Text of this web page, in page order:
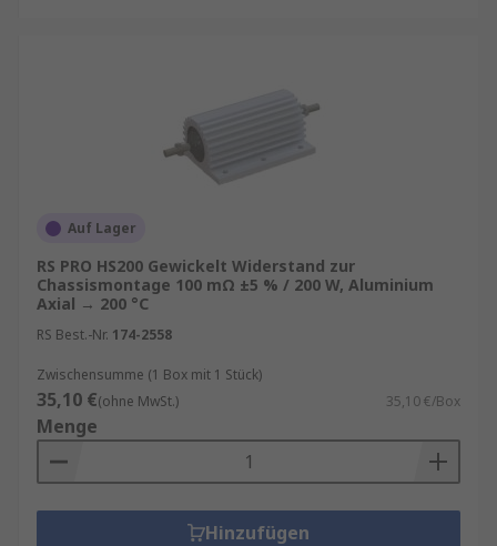
Auf Lager
RS PRO HS200 Gewickelt Widerstand zur
Chassismontage 100 mΩ ±5 % / 200 W, Aluminium
Axial → 200 °C
RS Best.-Nr. 174-2558
Zwischensumme (1 Box mit 1 Stück)
35,10 €(ohne MwSt.) 35,10 €/Box
Menge
Hinzufügen